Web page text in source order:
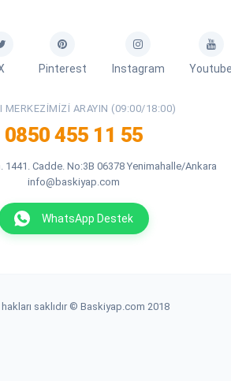
Pinterest Instagram
MERKEZIMIZI ARAYIN (09:00/18:00)
0850 455 11 55
1441. Cadde. No:3B 06378 Yenimahalle/Ankara
info@baskiyap.com
WhatsApp Destek
saklıdır © Baskiyap.com 2018